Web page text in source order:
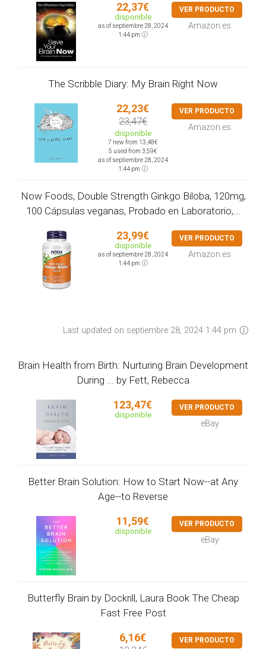
22,37€
disponible
as of septiembre 28, 2024
1:44 pm
VER PRODUCTO
Amazon.es
The Scribble Diary: My Brain Right Now
22,23€
23,47€
disponible
7 new from 13,48€
5 used from 3,59€
as of septiembre 28, 2024
1:44 pm
VER PRODUCTO
Amazon.es
Now Foods, Double Strength Ginkgo Biloba, 120mg,
100 Cápsulas veganas, Probado en Laboratorio,...
23,99€
disponible
as of septiembre 28, 2024
1:44 pm
VER PRODUCTO
Amazon.es
Last updated on septiembre 28, 2024 1:44 pm
Brain Health from Birth: Nurturing Brain Development
During ... by Fett, Rebecca
123,47€
disponible
VER PRODUCTO
eBay
Better Brain Solution: How to Start Now--at Any
Age--to Reverse
11,59€
disponible
VER PRODUCTO
eBay
Butterfly Brain by Dockrill, Laura Book The Cheap
Fast Free Post
6,16€ VER PRODUCTO